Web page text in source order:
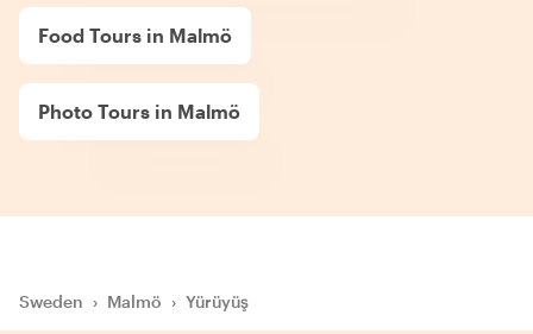
Food Tours in Malmö
Photo Tours in Malmö
Sweden › Malmö › Yürüyüş